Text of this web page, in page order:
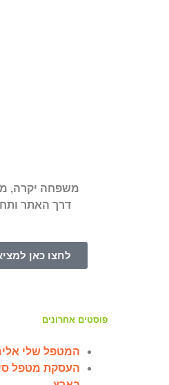
משפחה יקרה,
דרך האתר
לחצו כאן
פוסטים אחרונים
המטפל שלי
העסקת מטפל